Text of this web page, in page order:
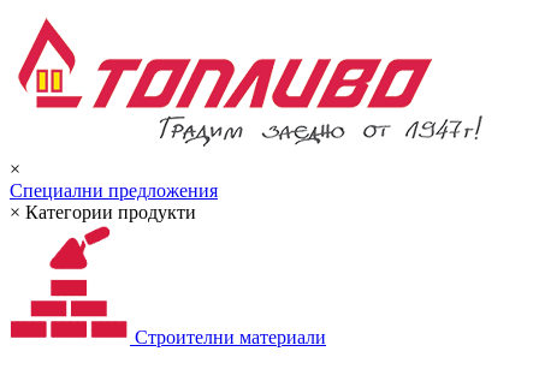
×
Специални предложения
× Категории продукти
Строителни материали